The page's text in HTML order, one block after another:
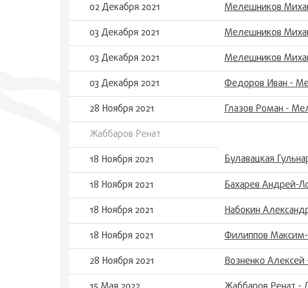
02 Декабря 2021
Мелешников
03 Декабря 2021
Мелешников
03 Декабря 2021
Мелешников
03 Декабря 2021
Федоров Иван -
28 Ноября 2021
Глазов Роман -
Жаббаров Ренат
18 Ноября 2021
Булавацкая
18 Ноября 2021
Бахарев Андрей-
18 Ноября 2021
Набокин
18 Ноября 2021
Филиппов
28 Ноября 2021
Возненко